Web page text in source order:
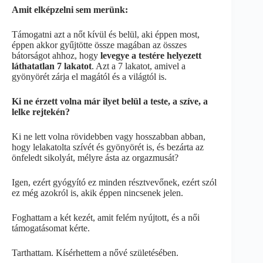
Amit elképzelni sem merünk:
Támogatni azt a nőt kívül és belül, aki éppen most,
éppen akkor gyűjtötte össze magában az összes
bátorságot ahhoz, hogy levegye a testére helyezett
láthatatlan 7 lakatot. Azt a 7 lakatot, amivel a
gyönyörét zárja el magától és a világtól is.
Ki ne érzett volna már ilyet belül a teste, a szíve, a
lelke rejtekén?
Ki ne lett volna rövidebben vagy hosszabban abban,
hogy lelakatolta szívét és gyönyörét is, és bezárta az
önfeledt sikolyát, mélyre ásta az orgazmusát?
Igen, ezért gyógyító ez minden résztvevőnek, ezért szól
ez még azokról is, akik éppen nincsenek jelen.
Foghattam a két kezét, amit felém nyújtott, és a női
támogatásomat kérte.
Tarthattam. Kísérhettem a nővé születésében.